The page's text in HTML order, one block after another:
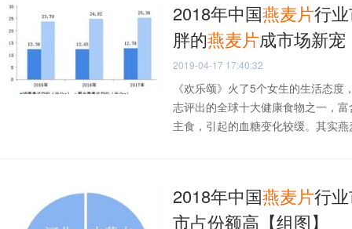
2018年中国燕麦片行
胖的燕麦片成市场新
2019-04-17 17:40:32
《欢乐颂》火了5个女生的生活态
志评出的全球十大健康食物之一，
主食，引起的血糖变化较缓。其实
2018年中国燕麦片行
市占份额高【组图】